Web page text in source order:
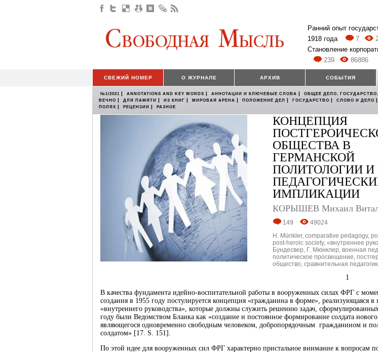
Ранний опыт
1918 года
7
Становление
239
86886
СВЕЖИЙ НОМЕР О ЖУРНАЛЕ АРХИВ СОБЫТИЯ
№1/2021 | ANNOTATIONS AND KEY WORDS | АННОТАЦИИ И КЛЮЧЕВЫЕ СЛОВА | ОБЩЕЕ ДЕЛО,
ВЕЧНО | ДЛЯ ПАМЯТИ | ИЗ КНИГ | МИРОВАЯ АРЕНА | ПОЛОЖЕНИЕ ДЕЛ | ГОСУДАРСТВО | СЛОВО И ДЕЛО |
ПОЛЯХ | РЕЦЕНЗИИ | РАЗНОЕ
КОНЦЕПЦИЯ
ОБЩЕСТВА В
ГЕРМАНСКОЙ
ПОЛИТОЛОГИИ И
ИМПЛИКАЦИИ
КОРЫШЕВ Михаил
149
49024
H. Münkler, comparative pedagogy,
post-heroic society, «внутреннее
Бундесвер, Г. Мюнклер, военная
политическое просвещение,
общество, сравнительная
1
В качества фундамента идейно-воспитательной работы в вооруженных силах ФРГ с
создания в 1955 году постулируется концепция «гражданина в форме», реализующаяся
«внутреннего руководства», которые должны служить решению задач,
году были Ведомством Бланка как «создание и постоянное формирование солдата
являющегося одновременно свободным человеком, добропорядочным гражданином и
солдатом» [17. S. 151].
По этой идее для вооруженных сил ФРГ характерно пристальное внимание к вопросам